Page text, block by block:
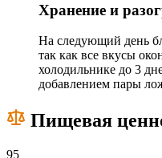
Хранение и
На следующий день
так как все вкусы
холодильнике до 3
добавлением пары
Пищевая
95